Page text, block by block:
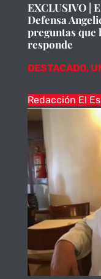
EXCLUSIVO |
Defensa
preguntas que
responde
DESTACADO,
Redacción El